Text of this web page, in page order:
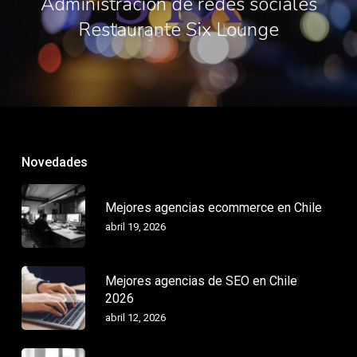
Restaurante Six Lounge
Novedades
Mejores agencias ecommerce en Chile
abril 19, 2026
Mejores agencias de SEO en Chile
2026
abril 12, 2026